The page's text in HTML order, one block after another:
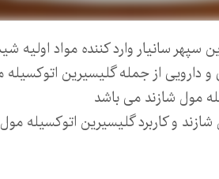
سانیار وارد کننده مواد اولیه
دارویی از جمله گلیسیرین
مول شازند می باشد
و کاربرد گلیسیرین اتوکسیله